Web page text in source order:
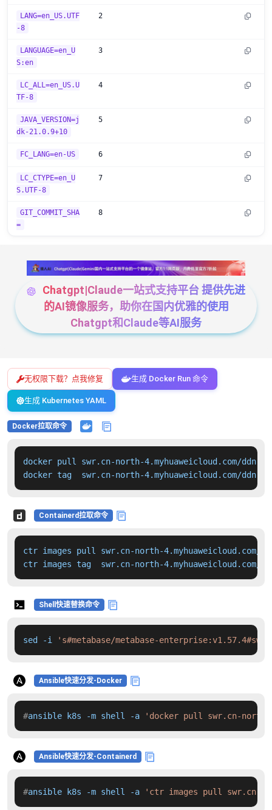
LANG=en_US.UTF
-8
2
LANGUAGE=en_U
S:en
3
LC_ALL=en_US.U
TF-8
4
JAVA_VERSION=j
dk-21.0.9+10
5
FC_LANG=en-US 6
LC_CTYPE=en_U
S.UTF-8
7
GIT_COMMIT_SHA
=
8
Chatgpt|Claude一站式支持平台 提供先进
的AI镜像服务，助你在国内优雅的使用
Chatgpt和Claude等AI服务
无权限下载？点我修复 生成 Docker Run 命令
生成 Kubernetes YAML
Docker拉取命令
docker pull swr.cn-north-4.myhuaweicloud.com/ddn-
docker tag  swr.cn-north-4.myhuaweicloud.com/ddn-
Containerd拉取命令
ctr images pull swr.cn-north-4.myhuaweicloud.com/
ctr images tag  swr.cn-north-4.myhuaweicloud.com/
Shell快速替换命令
sed -i 's#metabase/metabase-
Ansible快速分发-Docker
#ansible k8s -m shell -a 'docker pull swr.cn-north-
Ansible快速分发-Containerd
#ansible k8s -m shell -a 'ctr images pull swr.cn-